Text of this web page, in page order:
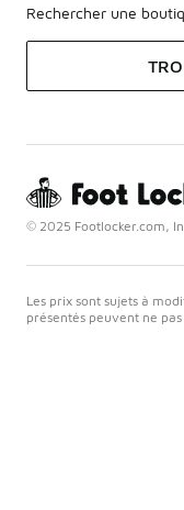
Rechercher une
© 2025 Footlocker.com,
Les prix sont sujets à
présentés peuvent ne